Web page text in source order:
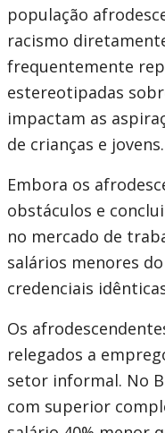
população
racismo
frequentemente
estereotipadas
impactam as
de crianças e jovens.
Embora os
obstáculos e
no mercado de
salários menores
credenciais
Os
relegados a
setor informal. No
com superior